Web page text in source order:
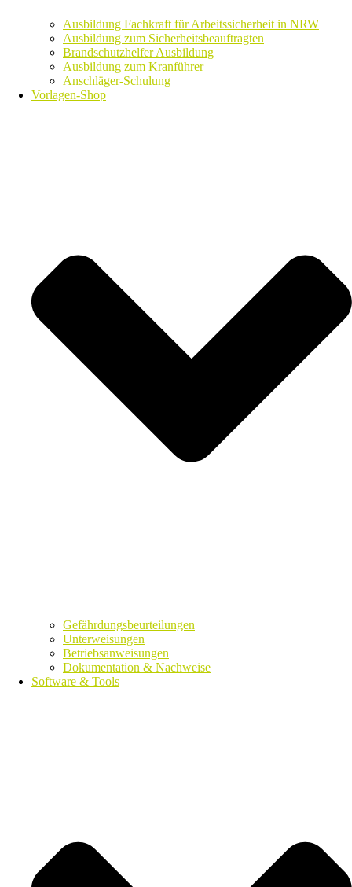
Ausbildung Fachkraft für Arbeitssicherheit in NRW
Ausbildung zum Sicherheitsbeauftragten
Brandschutzhelfer Ausbildung
Ausbildung zum Kranführer
Anschläger-Schulung
Vorlagen-Shop
Gefährdungsbeurteilungen
Unterweisungen
Betriebsanweisungen
Dokumentation & Nachweise
Software & Tools